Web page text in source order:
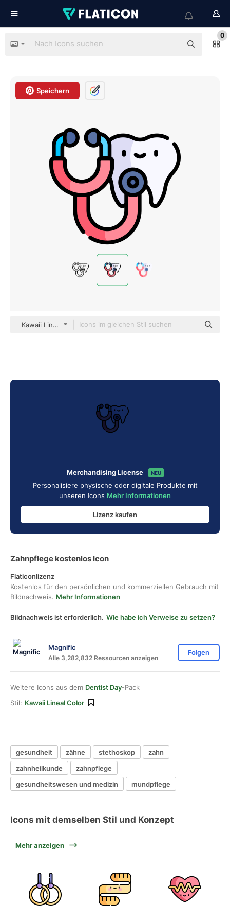
0
Speichern
Kawaii Lineal color
Merchandising License NEU
Personalisiere physische oder digitale Produkte mit
unseren Icons Mehr Informationen
Lizenz kaufen
Zahnpflege kostenlos Icon
Flaticonlizenz
Kostenlos für den persönlichen und kommerziellen Gebrauch mit
Bildnachweis. Mehr Informationen
Bildnachweis ist erforderlich. Wie habe ich Verweise zu setzen?
Magnific
Alle 3,282,832 Ressourcen anzeigen
Folgen
Weitere Icons aus dem Dentist Day-Pack
Stil: Kawaii Lineal Color
gesundheit zähne stethoskop
zahn
zahnheilkunde
zahnpflege
gesundheitswesen und medizin
mundpflege
Icons mit demselben Stil und Konzept
Mehr anzeigen